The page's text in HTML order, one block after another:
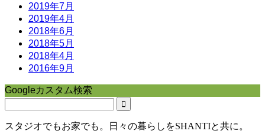
2019年7月
2019年4月
2018年6月
2018年5月
2018年4月
2016年9月
Googleカスタム検索
スタジオでもお家でも。日々の暮らしをSHANTIと共に。